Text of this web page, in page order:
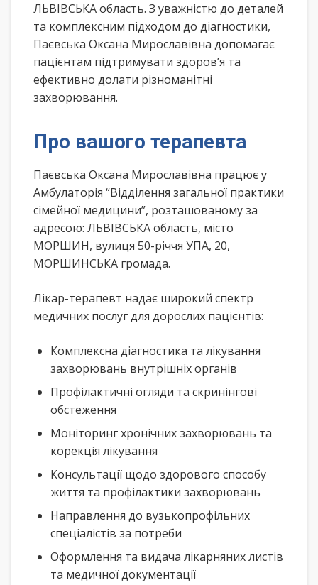
ЛЬВІВСЬКА область. З уважністю до деталей
та комплексним підходом до діагностики,
Паєвська Оксана Мирославівна допомагає
пацієнтам підтримувати здоров’я та
ефективно долати різноманітні
захворювання.
Про вашого терапевта
Паєвська Оксана Мирославівна працює у
Амбулаторія “Відділення загальної практики
сімейної медицини”, розташованому за
адресою: ЛЬВІВСЬКА область, місто
МОРШИН, вулиця 50-річчя УПА, 20,
МОРШИНСЬКА громада.
Лікар-терапевт надає широкий спектр
медичних послуг для дорослих пацієнтів:
Комплексна діагностика та лікування
захворювань внутрішніх органів
Профілактичні огляди та скринінгові
обстеження
Моніторинг хронічних захворювань та
корекція лікування
Консультації щодо здорового способу
життя та профілактики захворювань
Направлення до вузькопрофільних
спеціалістів за потреби
Оформлення та видача лікарняних листів
та медичної документації